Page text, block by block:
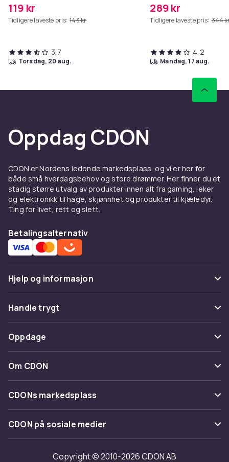
119 kr
Tidligere laveste pris: 143 kr
3,7
torsdag, 20 aug.
289 kr
Tidligere laveste pris: 344
4,2
mandag, 17 aug.
Oppdag CDON
CDON er Nordens ledende markedsplass, og vi er her for
både små hverdagsbehov og store drømmer. Her finner du et
stadig større utvalg av produkter innen alt fra gaming, leker
og elektronikk til hage, skjønnhet og produkter til kjæledyr.
Ting for livet, rett og slett.
Betalingsalternativ
Hjelp og informasjon
Vanlige spørsmål
Spor pakke
Angre & returner her
Kontakt oss
Handle trygt
Betaling
Levering
Tilbakekallinger
Oppdage
Kategorier
Varemerker
Om CDON
Om oss
Kundeanmeldelser
Jobbe på CDON
Investor relations
CDONs markedsplass
Merchant Help Center
CDON på sosiale medier
Copyright © 2010-2026 CDON AB